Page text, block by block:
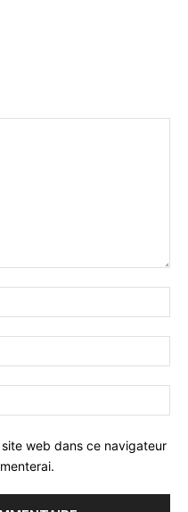
web dans ce navigateur